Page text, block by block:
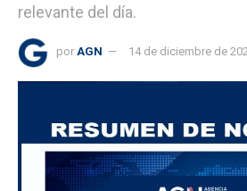
relevante del día.
por AGN 14 de diciembre de